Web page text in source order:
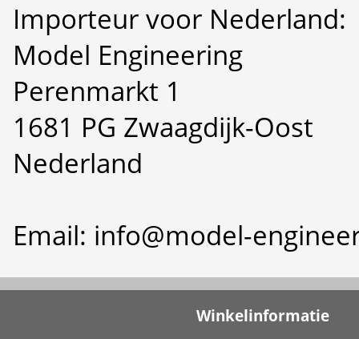
Importeur voor Nederland:
Model Engineering
Perenmarkt 1
1681 PG Zwaagdijk-Oost
Nederland
Email: info@model-
Winkelinformatie